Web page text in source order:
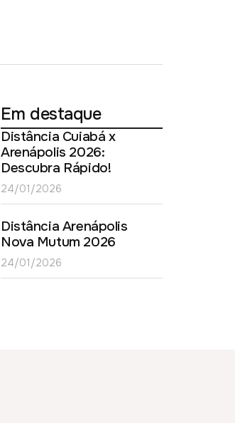
Em destaque
Distância Cuiabá x
Arenápolis 2026:
Descubra Rápido!
24/01/2026
Distância Arenápolis
Nova Mutum 2026
24/01/2026